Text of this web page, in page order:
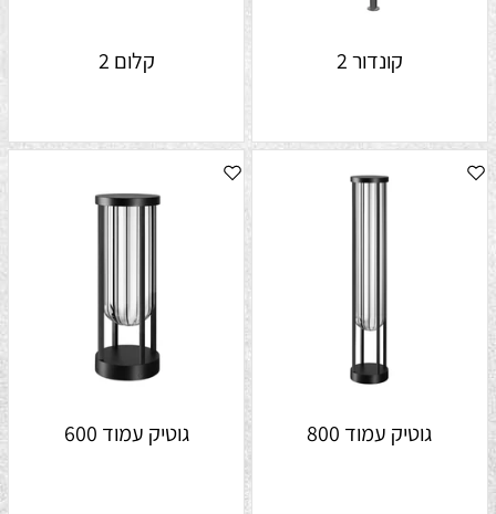
קונדור 2 קלום 2
גוטיק עמוד 800 גוטיק עמוד 600